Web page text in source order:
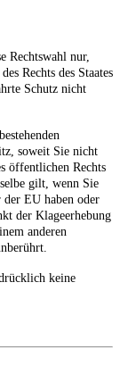
Rechtswahl nur,
Rechts des Staates
Schutz nicht
soweit Sie nicht
öffentlichen Rechts
gilt, wenn Sie
der EU haben oder
der Klageerhebung
anderen
keine